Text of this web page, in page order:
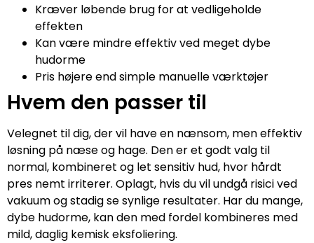
Kræver løbende brug for at vedligeholde
effekten
Kan være mindre effektiv ved meget dybe
hudorme
Pris højere end simple manuelle værktøjer
Hvem den passer til
Velegnet til dig, der vil have en nænsom, men effektiv
løsning på næse og hage. Den er et godt valg til
normal, kombineret og let sensitiv hud, hvor hårdt
pres nemt irriterer. Oplagt, hvis du vil undgå risici ved
vakuum og stadig se synlige resultater. Har du mange,
dybe hudorme, kan den med fordel kombineres med
mild, daglig kemisk eksfoliering.